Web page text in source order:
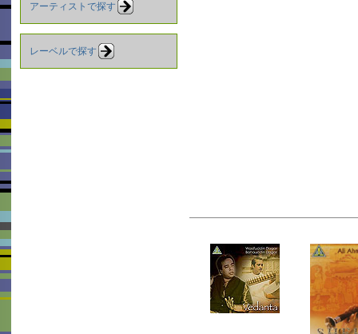
アーティストで探す
レーベルで探す